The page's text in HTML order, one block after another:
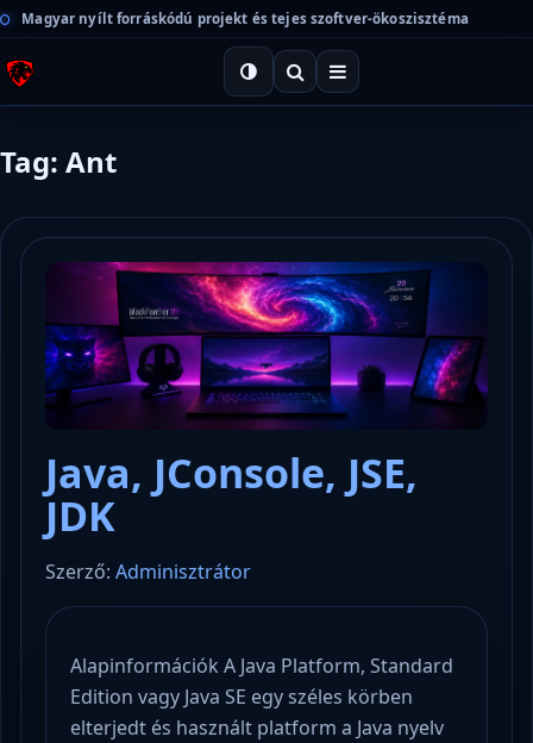
Magyar nyílt forráskódú projekt és tejes szoftver-ökoszisztéma
Tag: Ant
Java, JConsole, JSE,
JDK
Szerző: Adminisztrátor
Alapinformációk A Java Platform, Standard
Edition vagy Java SE egy széles körben
elterjedt és használt platform a Java nyelv